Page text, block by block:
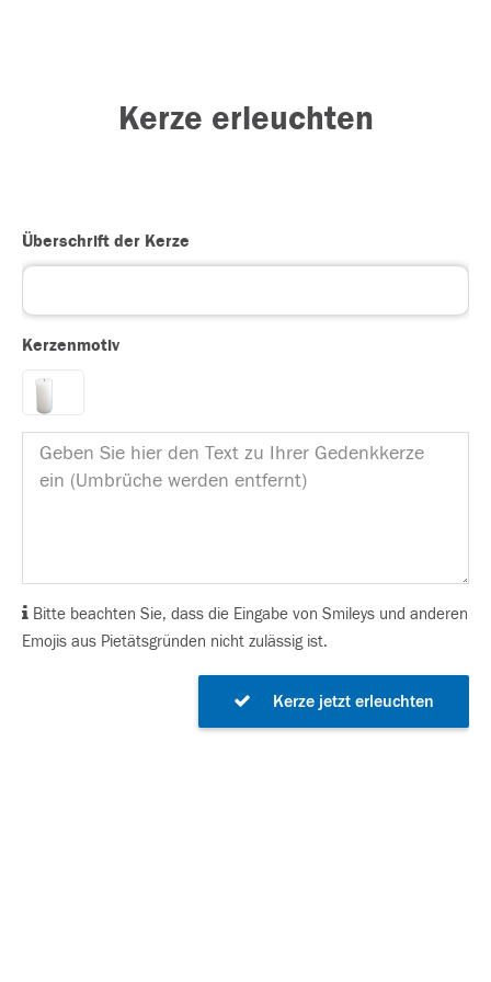
Kerze erleuchten
Überschrift der Kerze
Kerzenmotiv
Bitte beachten Sie, dass die Eingabe von Smileys und anderen
Emojis aus Pietätsgründen nicht zulässig ist.
Kerze jetzt erleuchten